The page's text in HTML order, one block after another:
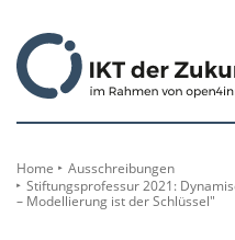
Inhalt
Home
Ausschreibungen
Stiftungsprofessur 2021:
– Modellierung ist der Schlüssel"